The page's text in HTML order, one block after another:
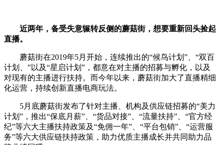
近两年，备受失意辗转反侧的蘑菇街，想要重新回头捡起
直播。
蘑菇街在2019年5月开始，连续推出的“候鸟计划”、“双百
计划、”以及“星启计划”，都意在对主播的招募与孵化，以及
对现有的主播进行扶持。而今年以来，蘑菇街加大了直播精细
化运营，持续创新直播电商玩法。
5月底蘑菇街发布了针对主播、机构及供应链招募的“美力
计划”，推出“保底月薪”、“货品对接”、“流量扶持”、“官方经
纪”等六大主播扶持政策及“免佣一年”、“平台包销”、“运营服
务”等六大供应链扶持政策，助力优质主播成长并共同助力品